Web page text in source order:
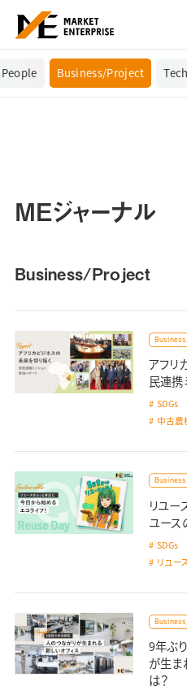
People Business/Project
MEジャーナル
Business/Project
アフリ
民連携
SDGs
中古農
リユー
ユース
SDGs
リユー
9年ぶ
が生ま
は？